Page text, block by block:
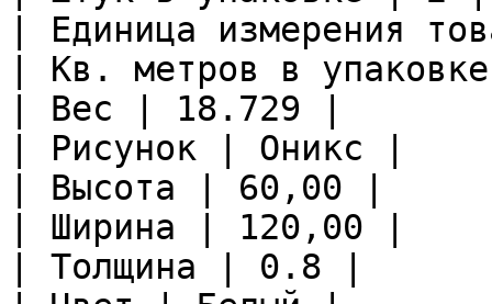
| Единица измерения
| Кв. метров в
| Вес | 18.729 |
| Рисунок | Оникс |
| Высота | 60,00 |
| Ширина | 120,00 |
| Толщина | 0.8 |